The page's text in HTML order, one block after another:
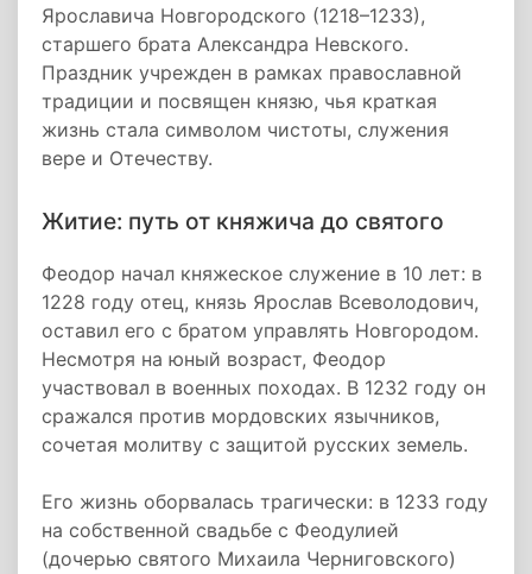
Ярославича Новгородского (1218–1233),
старшего брата Александра Невского.
Праздник учрежден в рамках православной
традиции и посвящен князю, чья краткая
жизнь стала символом чистоты, служения
вере и Отечеству.
Житие: путь от княжича до святого
Феодор начал княжеское служение в 10 лет: в
1228 году отец, князь Ярослав Всеволодович,
оставил его с братом управлять Новгородом.
Несмотря на юный возраст, Феодор
участвовал в военных походах. В 1232 году он
сражался против мордовских язычников,
сочетая молитву с защитой русских земель.
Его жизнь оборвалась трагически: в 1233 году
на собственной свадьбе с Феодулией
(дочерью святого Михаила Черниговского)